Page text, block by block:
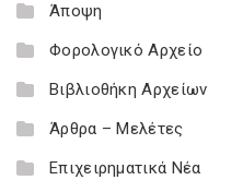
Άποψη
Φορολογικό Αρχείο
Βιβλιοθήκη Αρχείων
Άρθρα – Μελέτες
Επιχειρηματικά Νέα